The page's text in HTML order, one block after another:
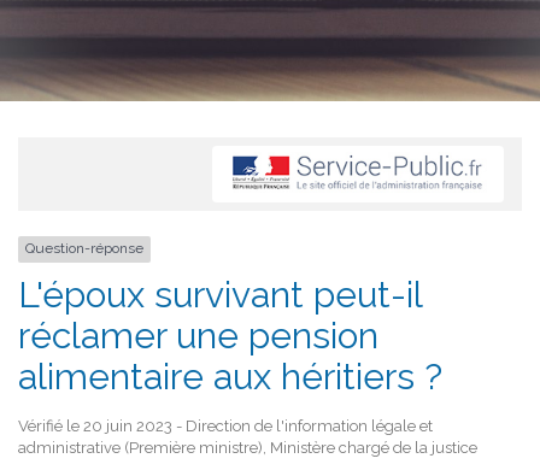
Question-réponse
L'époux survivant peut-il
réclamer une pension
alimentaire aux héritiers ?
Vérifié le 20 juin 2023 - Direction de l'information légale et
administrative (Première ministre), Ministère chargé de la justice